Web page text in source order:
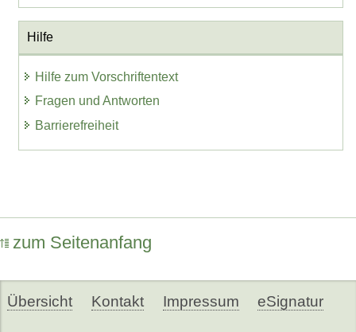
Hilfe
Hilfe zum Vorschriftentext
Fragen und Antworten
Barrierefreiheit
zum Seitenanfang
Übersicht Kontakt Impressum eSignatur